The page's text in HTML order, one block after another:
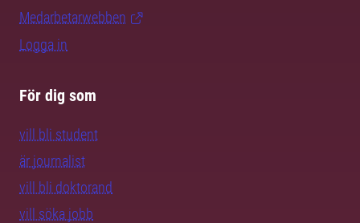
Medarbetarwebben
Logga in
För dig som
vill bli student
är journalist
vill bli doktorand
vill söka jobb